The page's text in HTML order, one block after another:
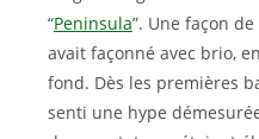
“Peninsula”. Une façon
avait façonné avec brio,
fond. Dès les premières
senti une hype